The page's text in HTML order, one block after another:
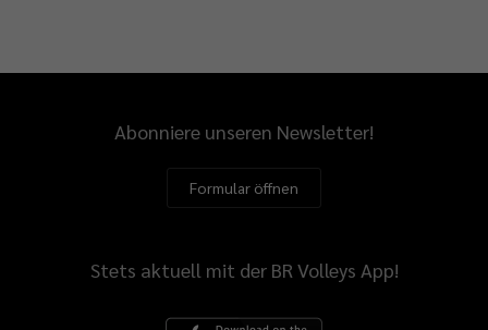
Abonniere unseren Newsletter!
Formular öffnen
Stets aktuell mit der BR Volleys App!